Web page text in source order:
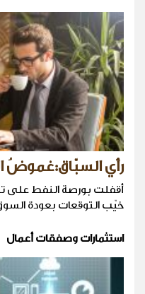
رأي السبّاق:غموضُ
خيّب التوقعات بعودة السوق
استثمارات وصفقات أعمال